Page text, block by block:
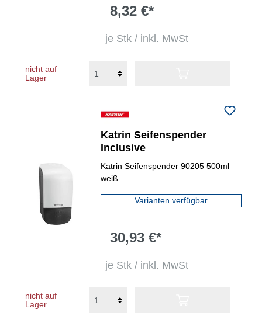
8,32 €*
je Stk / inkl. MwSt
nicht auf
Lager
Katrin Seifenspender
Inclusive
Katrin Seifenspender 90205 500ml
weiß
Varianten verfügbar
30,93 €*
je Stk / inkl. MwSt
nicht auf
Lager